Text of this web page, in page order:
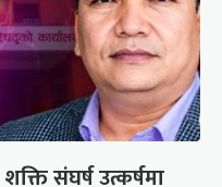
संघर्ष उत्कर्षमा